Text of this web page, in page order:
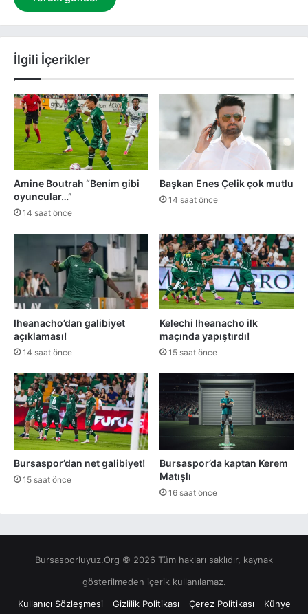
İlgili İçerikler
Amine Boutrah “Benim gibi
oyuncular…”
14 saat önce
Başkan Enes Çelik çok mutlu
14 saat önce
Iheanacho’dan galibiyet
açıklaması!
14 saat önce
Kelechi Iheanacho ilk
maçında yapıştırdı!
15 saat önce
Bursaspor’dan net galibiyet!
15 saat önce
Bursaspor’da kaptan Kerem
Matışlı
16 saat önce
Bursasporluyuz.Org © 2026 Tüm hakları saklıdır, kaynak
gösterilmeden içerik kullanılamaz.
Kullanıcı Sözleşmesi
Gizlilik Politikası Çerez Politikası Künye